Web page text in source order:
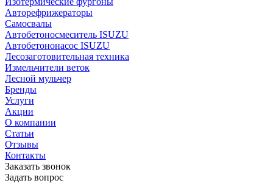
Авторефрижераторы
Самосвалы
Автобетоносмеситель ISUZU
Автобетононасос ISUZU
Лесозаготовительная техника
Измельчители веток
Лесной мульчер
Бренды
Услуги
Акции
О компании
Статьи
Отзывы
Контакты
Заказать звонок
Задать вопрос